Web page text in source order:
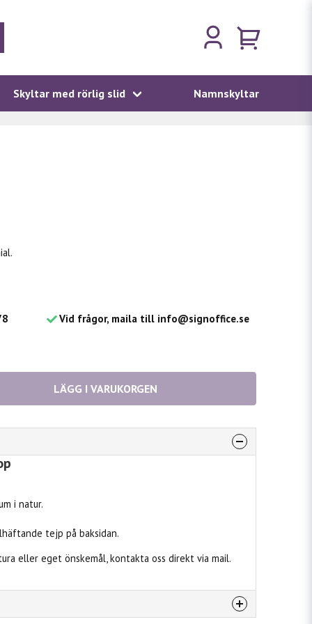
Skyltar med rörlig slid Namnskyltar
Vid frågor, maila till info@signoffice.se
LÄGG I VARUKORGEN
i natur.
tejp på baksidan.
eller eget önskemål, kontakta oss direkt via mail.